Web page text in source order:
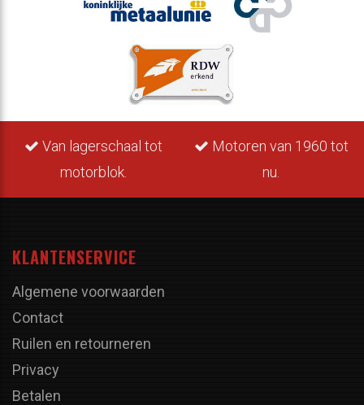
Van lagerschaal tot
motorblok.
Motoren van 1960 tot
nu.
KLANTENSERVICE
Algemene voorwaarden
Contact
Ruilen en retourneren
Privacy
Betalen